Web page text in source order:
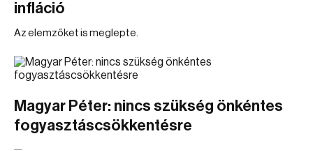
infláció
Az elemzőket is meglepte.
Magyar Péter: nincs szükség önkéntes
fogyasztáscsökkentésre